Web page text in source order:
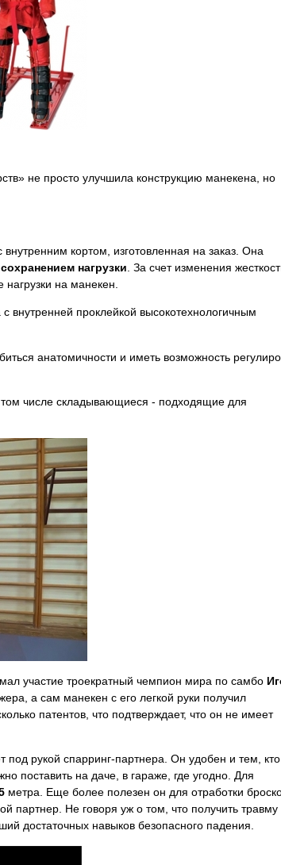
не просто улучшила конструкцию манекена, но
кортом, изготовленная на заказ. Она
сохранением нагрузки . За счет изменения
на манекен.
внутренней проклейкой высокотехнологичным
анатомичности и иметь возможность
числе складывающиеся - подходящие для
участие троекратный чемпион мира по самбо
а сам манекен с его легкой руки получил
патентов, что подтверждает, что он не имеет
рукой спарринг-партнера. Он удобен и тем, кто
поставить на даче, в гараже, где угодно. Для
метра. Еще более полезен он для отработки
Не говоря уж о том, что получить травму
достаточных навыков безопасного падения.